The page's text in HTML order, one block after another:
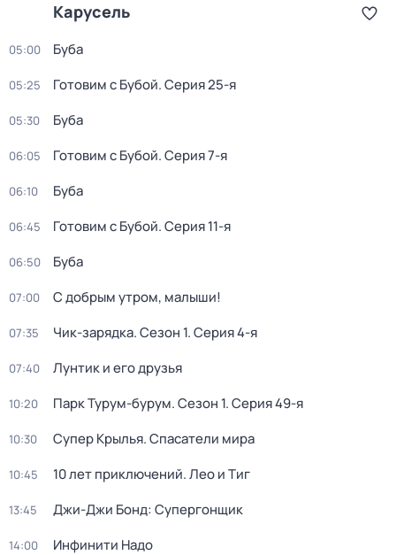
Карусель
05:00 Буба
05:25 Готовим с Бубой. Серия 25-я
05:30 Буба
06:05 Готовим с Бубой. Серия 7-я
06:10 Буба
06:45 Готовим с Бубой. Серия 11-я
06:50 Буба
07:00 С добрым утром, малыши!
07:35 Чик-зарядка. Сезон 1. Серия 4-я
07:40 Лунтик и его друзья
10:20 Парк Турум-бурум. Сезон 1. Серия 49-я
10:30 Супер Крылья. Спасатели мира
10:45 10 лет приключений. Лео и Тиг
13:45 Джи-Джи Бонд: Супергонщик
14:00 Инфинити Надо